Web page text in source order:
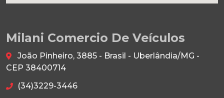
Milani Comercio De Veículos
João Pinheiro, 3885 - Brasil - Uberlândia/MG -
CEP 38400714
(34)3229-3446